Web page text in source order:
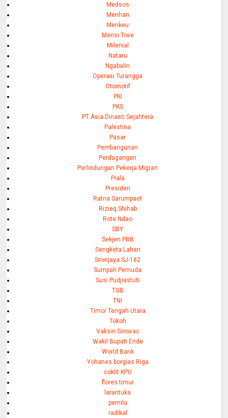
Medsos
Menhan
Menkeu
Mensi Tiwe
Milenial
Nataru
Ngabalin
Operasi Turangga
Otomotif
PKI
PKS
PT Asia Dinasti Sejahtera
Palestina
Pasar
Pembangunan
Perdagangan
Perlindungan Pekerja Migran
Piala
Presiden
Ratna Sarumpaet
Rizieq Shihab
Rote Ndao
SBY
Sekjen PBB
Sengketa Lahan
Sriwijaya SJ-182
Sumpah Pemuda
Susi Pudjiastuti
TGB
TNI
Timor Tengah Utara
Tokoh
Vaksin Sinovac
Wakil Bupati Ende
World Bank
Yohanes borgias Riga
coklit KPU
flores timur
larantuka
pemilu
radikal